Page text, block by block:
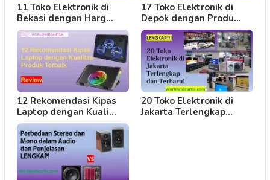
11 Toko Elektronik di
Bekasi dengan Harg…
17 Toko Elektronik di
Depok dengan Produ…
12 Rekomendasi Kipas
Laptop dengan Kuali…
20 Toko Elektronik di
Jakarta Terlengkap…